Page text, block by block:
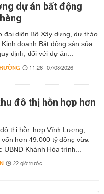
dự án bất động
đại diện Bộ Xây dựng, dự thảo
Kinh doanh Bất động sản sửa
định, đối với dự án...
11:26 | 07/08/2026
đô thị hỗn hợp hơn
thị hỗn hợp Vĩnh Lương,
vốn hơn 49.000 tỷ đồng vừa
UBND Khánh Hòa trình...
22 giờ trước